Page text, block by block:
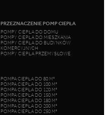
PRZEZNACZENIE POMP CIEPŁA
POMPY CIEPŁA DO DOMU
POMPY CIEPŁA DO MIESZKANIA
POMPY CIEPŁA DO BUDYNKÓW
KOMERCYJNYCH
POMPY CIEPŁA PRZEMYSŁOWE
POMPA CIEPŁA DO 80 M²
POMPA CIEPŁA DO 100 M²
POMPA CIEPŁA DO 120 M²
POMPA CIEPŁA DO 150 M²
POMPA CIEPŁA DO 180 M²
POMPA CIEPŁA DO 200 M²
POMPA CIEPŁA DO 250 M²